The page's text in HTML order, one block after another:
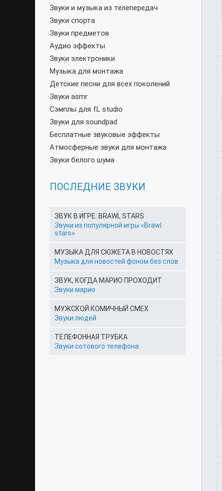
Звуки и музыка из телепередач
Звуки спорта
Звуки предметов
Аудио эффекты
Звуки электроники
Музыка для монтажа
Детские песни для всех поколений
Звуки asmr
Сэмплы для fL studio
Звуки для soundpad
Бесплатные звуковые эффекты
Атмосферные звуки для монтажа
Звуки белого шума
ПОСЛЕДНИЕ ЗВУКИ
ЗВУК В ИГРЕ: BRAWL STARS
Звуки из популярной игры «Brawl
stars»
МУЗЫКА ДЛЯ СЮЖЕТА В НОВОСТЯХ
Музыка для новостей фоном без слов
ЗВУК, КОГДА МАРИО ПРОХОДИТ
Звуки марио
МУЖСКОЙ КОМИЧНЫЙ СМЕХ
Звуки людей
ТЕЛЕФОННАЯ ТРУБКА
Звуки сотового телефона